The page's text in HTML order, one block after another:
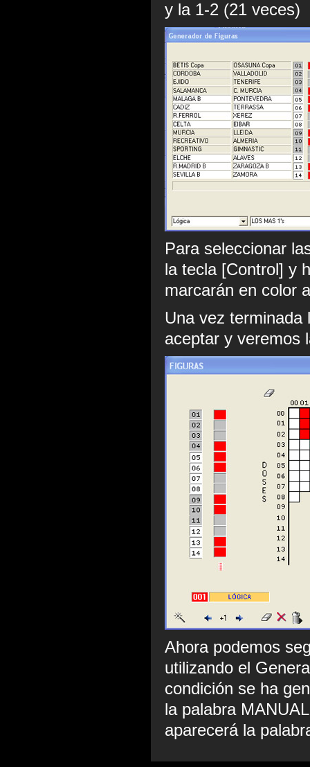
y la 1-2 (21 veces)
Para seleccionar
la tecla [Control] y
marcarán en color
Una vez terminada
aceptar y veremos
Ahora podemos
utilizando el
condición se ha
la palabra
aparecerá la